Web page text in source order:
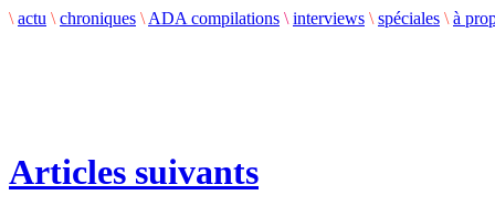
\ actu \ chroniques \ ADA compilations \ interviews \ spéciales \ à
Articles suivants